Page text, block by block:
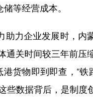
等经营成本。
力企业发展时，内
关时间较三年前
货物即到即查，“
数据背后，是制度